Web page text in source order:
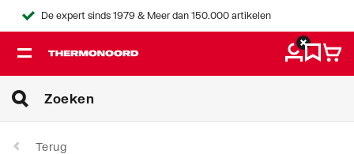
De expert sinds 1979 & Meer dan 150.000 artikelen
Terug